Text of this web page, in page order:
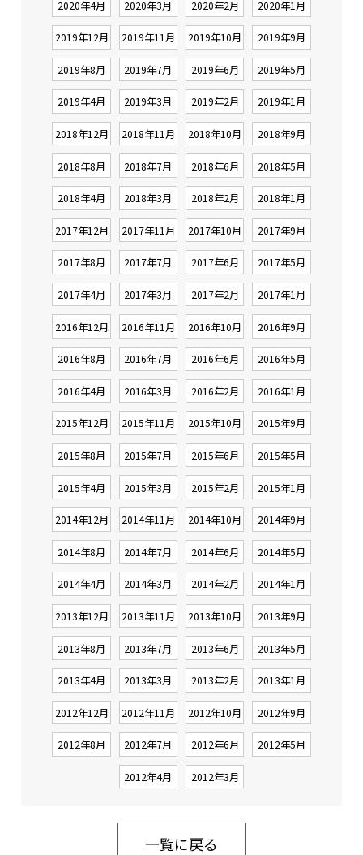
2020年4月 2020年3月 2020年2月 2020年1月
2019年12月 2019年11月 2019年10月 2019年9月
2019年8月 2019年7月 2019年6月 2019年5月
2019年4月 2019年3月 2019年2月 2019年1月
2018年12月 2018年11月 2018年10月 2018年9月
2018年8月 2018年7月 2018年6月 2018年5月
2018年4月 2018年3月 2018年2月 2018年1月
2017年12月 2017年11月 2017年10月 2017年9月
2017年8月 2017年7月 2017年6月 2017年5月
2017年4月 2017年3月 2017年2月 2017年1月
2016年12月 2016年11月 2016年10月 2016年9月
2016年8月 2016年7月 2016年6月 2016年5月
2016年4月 2016年3月 2016年2月 2016年1月
2015年12月 2015年11月 2015年10月 2015年9月
2015年8月 2015年7月 2015年6月 2015年5月
2015年4月 2015年3月 2015年2月 2015年1月
2014年12月 2014年11月 2014年10月 2014年9月
2014年8月 2014年7月 2014年6月 2014年5月
2014年4月 2014年3月 2014年2月 2014年1月
2013年12月 2013年11月 2013年10月 2013年9月
2013年8月 2013年7月 2013年6月 2013年5月
2013年4月 2013年3月 2013年2月 2013年1月
2012年12月 2012年11月 2012年10月 2012年9月
2012年8月 2012年7月 2012年6月 2012年5月
2012年4月 2012年3月
一覧に戻る